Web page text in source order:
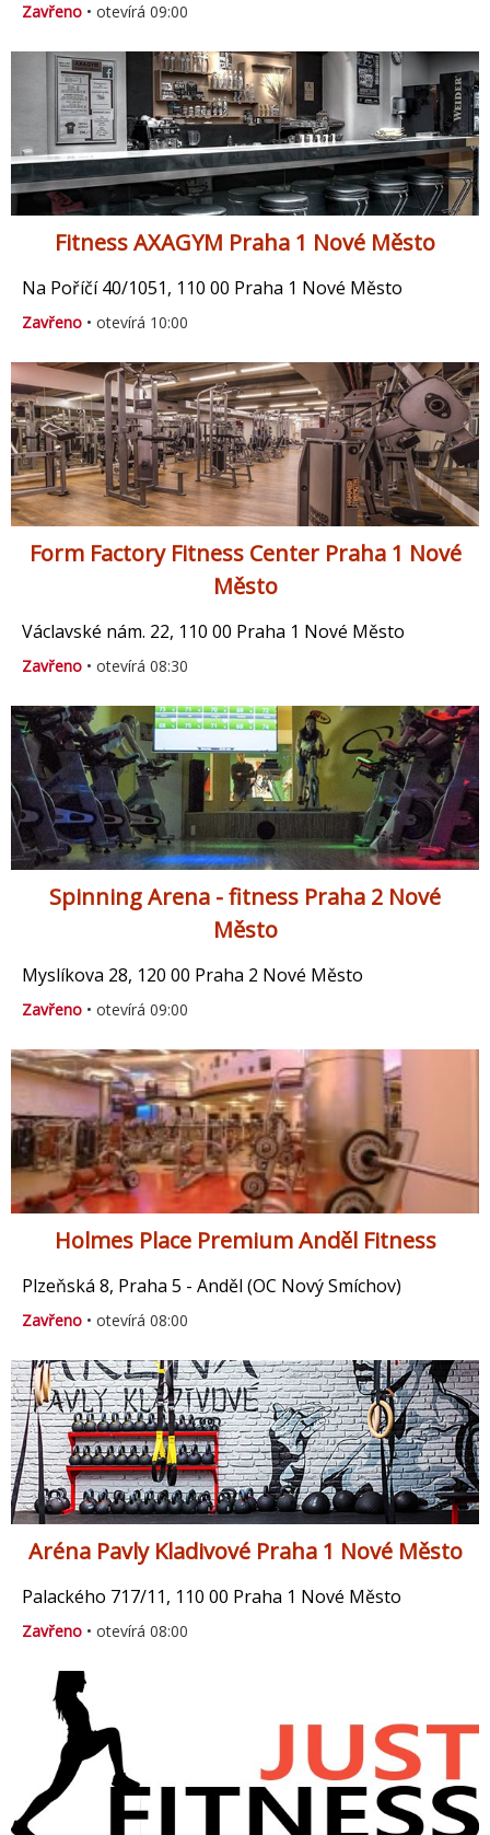
Zavřeno • otevírá 09:00
Fitness AXAGYM Praha 1 Nové Město
Na Poříčí 40/1051, 110 00 Praha 1 Nové Město
Zavřeno • otevírá 10:00
Form Factory Fitness Center Praha 1 Nové
Město
Václavské nám. 22, 110 00 Praha 1 Nové Město
Zavřeno • otevírá 08:30
Spinning Arena - fitness Praha 2 Nové
Město
Myslíkova 28, 120 00 Praha 2 Nové Město
Zavřeno • otevírá 09:00
Holmes Place Premium Anděl Fitness
Plzeňská 8, Praha 5 - Anděl (OC Nový Smíchov)
Zavřeno • otevírá 08:00
Aréna Pavly Kladivové Praha 1 Nové Město
Palackého 717/11, 110 00 Praha 1 Nové Město
Zavřeno • otevírá 08:00